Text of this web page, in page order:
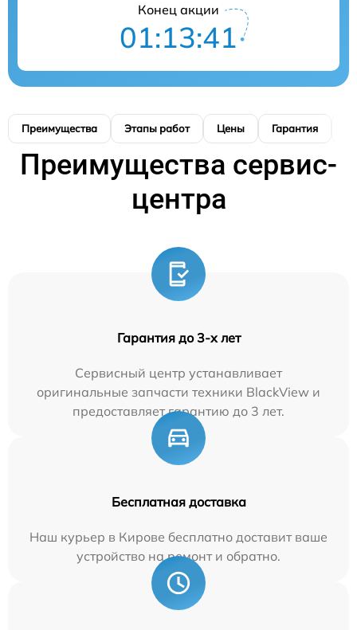
Конец акции
01:13:40
Преимущества Этапы работ Цены Гарантия
Преимущества сервис-
центра
Гарантия до 3-х лет
Сервисный центр устанавливает
оригинальные запчасти техники BlackView и
предоставляет гарантию до 3 лет.
Бесплатная доставка
Наш курьер в Кирове бесплатно доставит ваше
устройство на ремонт и обратно.